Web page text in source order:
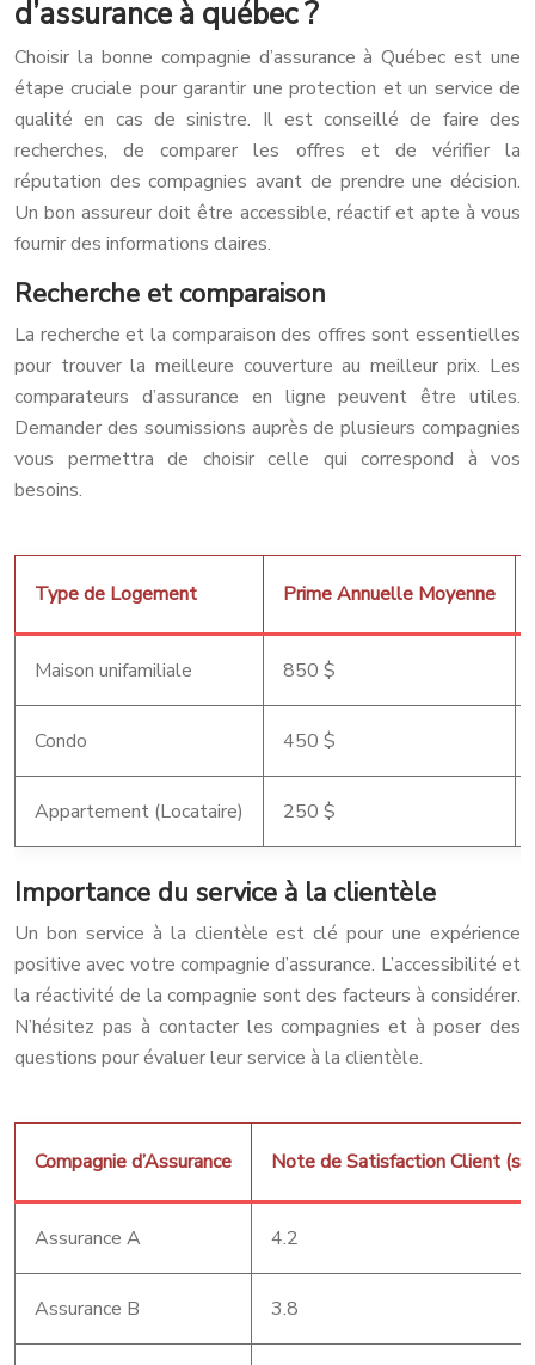
d’assurance à québec ?
Choisir la bonne compagnie d’assurance à Québec est une
étape cruciale pour garantir une protection et un service de
qualité en cas de sinistre. Il est conseillé de faire des
recherches, de comparer les offres et de vérifier la
réputation des compagnies avant de prendre une décision.
Un bon assureur doit être accessible, réactif et apte à vous
fournir des informations claires.
Recherche et comparaison
La recherche et la comparaison des offres sont essentielles
pour trouver la meilleure couverture au meilleur prix. Les
comparateurs d’assurance en ligne peuvent être utiles.
Demander des soumissions auprès de plusieurs compagnies
vous permettra de choisir celle qui correspond à vos
besoins.
Type de Logement Prime Annuelle Moyenne
Maison unifamiliale 850 $
Condo 450 $
Appartement (Locataire) 250 $
Importance du service à la clientèle
Un bon service à la clientèle est clé pour une expérience
positive avec votre compagnie d’assurance. L’accessibilité et
la réactivité de la compagnie sont des facteurs à considérer.
N’hésitez pas à contacter les compagnies et à poser des
questions pour évaluer leur service à la clientèle.
Compagnie d’Assurance Note de Satisfaction Client
Assurance A 4.2
Assurance B 3.8